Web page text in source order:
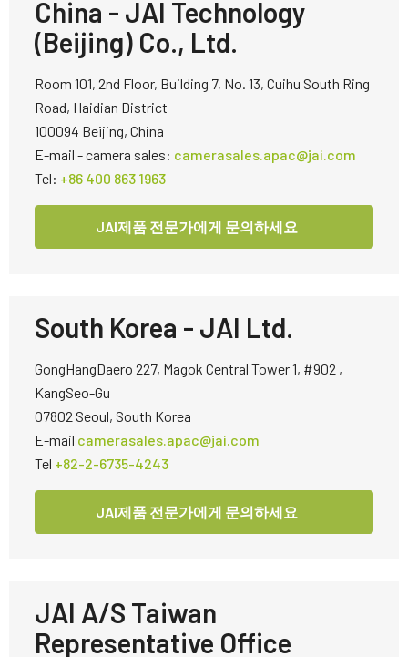
China - JAI Technology
(Beijing) Co., Ltd.
Room 101, 2nd Floor, Building 7, No. 13, Cuihu South Ring
Road, Haidian District
100094 Beijing, China
E-mail - camera sales: camerasales.apac@jai.com
Tel: +86 400 863 1963
JAI제품 전문가에게 문의하세요
South Korea - JAI Ltd.
GongHangDaero 227, Magok Central Tower 1, #902 ,
KangSeo-Gu
07802 Seoul, South Korea
E-mail camerasales.apac@jai.com
Tel +82-2-6735-4243
JAI제품 전문가에게 문의하세요
JAI A/S Taiwan
Representative Office